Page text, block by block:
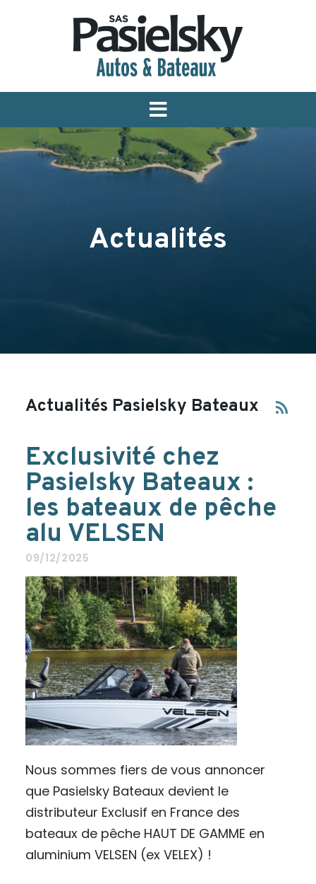
Menu
Actualités
rss_feed
Actualités Pasielsky Bateaux
Exclusivité chez
Pasielsky Bateaux :
les bateaux de pêche
alu VELSEN
09/12/2025
Nous sommes fiers de vous annoncer
que Pasielsky Bateaux devient le
distributeur Exclusif en France des
bateaux de pêche HAUT DE GAMME en
aluminium VELSEN (ex VELEX) !